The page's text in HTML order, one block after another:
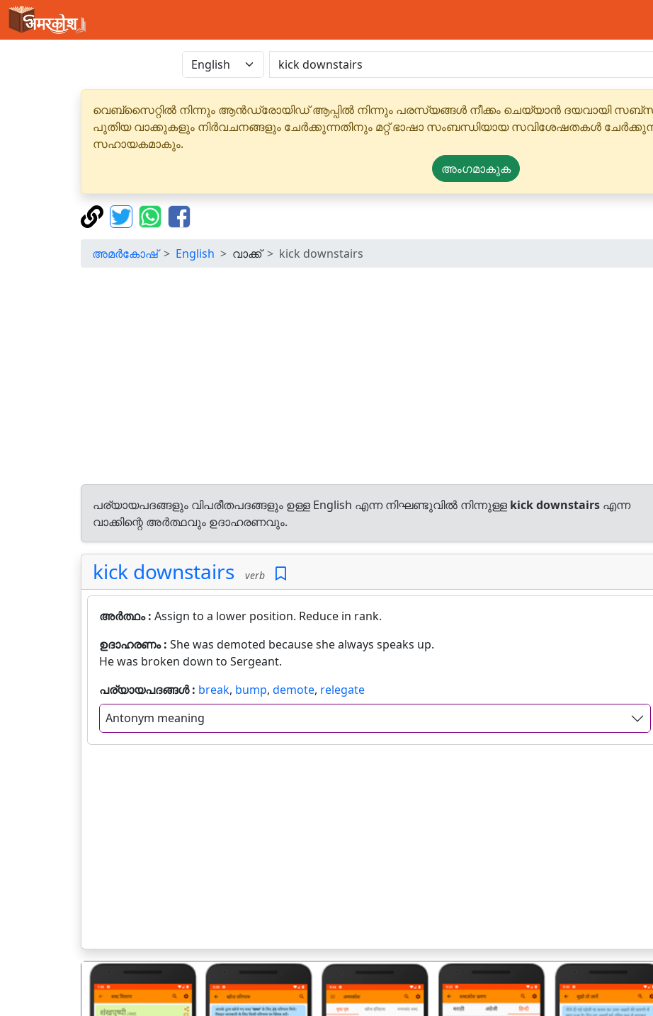
വെബ്‌സൈറ്റിൽ നിന്നും ആൻഡ്രോയിഡ് ആപ്പിൽ നിന്നും പരസ്യങ്ങൾ നീക്കം ചെയ്യാൻ
പുതിയ വാക്കുകളും നിർവചനങ്ങളും ചേർക്കുന്നതിനും മറ്റ് ഭാഷാ സംബന്ധിയായ സവിശേഷതകൾ
സഹായകമാകും.
അംഗമാകുക
അമർകോഷ് English വാക്ക് kick downstairs
പര്യായപദങ്ങളും വിപരീതപദങ്ങളും ഉള്ള English എന്ന നിഘണ്ടുവിൽ നിന്നുള്ള kick downstairs എന്ന
വാക്കിന്റെ അർത്ഥവും ഉദാഹരണവും.
kick downstairs verb
അർത്ഥം : Assign to a lower position. Reduce in rank.
ഉദാഹരണം : She was demoted because she always speaks up.
He was broken down to Sergeant.
പര്യായപദങ്ങൾ : break, bump, demote, relegate
Antonym meaning